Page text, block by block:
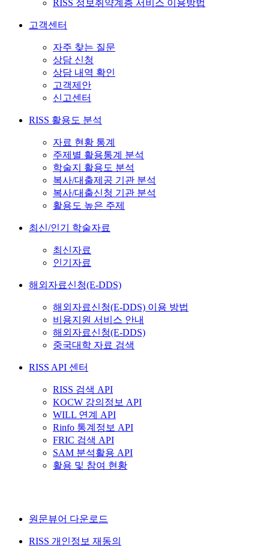
RISS 정보취약계층 서비스 이용방법
고객센터
자주 찾는 질문
상담 신청
상담 내역 확인
고객제안
신고센터
RISS 활용도 분석
자료 현황 통계
주제별 활용통계 분석
학술지 활용도 분석
복사/대출제공 기관 분석
복사/대출신청 기관 분석
활용도 높은 주제
최신/인기 학술자료
최신자료
인기자료
해외자료신청(E-DDS)
해외자료신청(E-DDS) 이용 방법
비용지원 서비스 안내
해외자료신청(E-DDS)
중국대학 자료 검색
RISS API 센터
RISS 검색 API
KOCW 강의정보 API
WILL 연계 API
Rinfo 통계정보 API
FRIC 검색 API
SAM 분석활용 API
활용 및 참여 현황
원문뷰어 다운로드
RISS 개인정보 재동의